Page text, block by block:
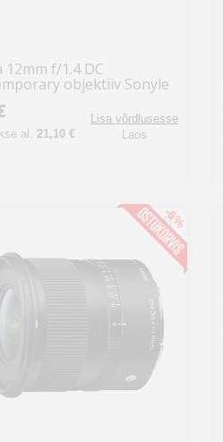
12mm f/1.4 DC
objektiiv Sonyle
al. 21,10 €
Lisa võrdlusesse
Laos
-6%